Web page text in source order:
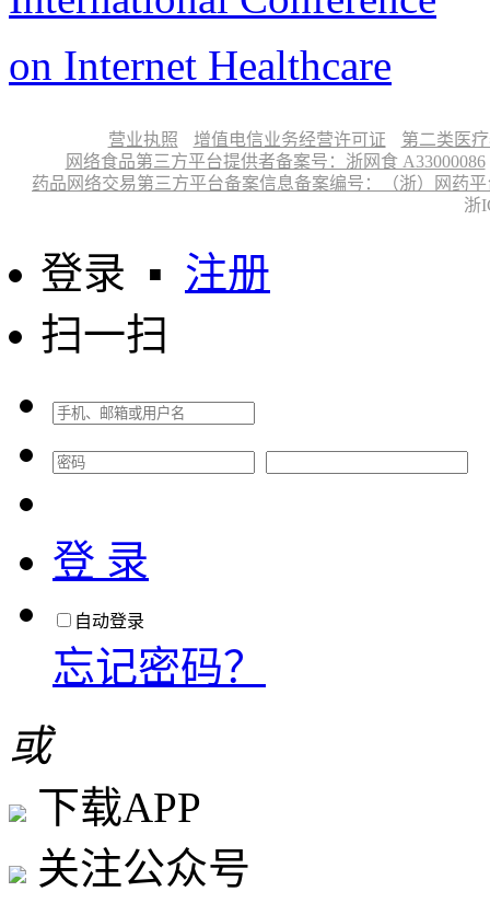
on Internet Healthcare
营业执照 增值电信业务经营许可证
第二类医
网络食品第三方平台提供者备案号：浙网食 A33000086
药品网络交易第三方平台备案信息备案编号：（浙）网药平
浙
登录 ▪ 注册
扫一扫
登 录
自动登录
忘记密码？
或
下载APP
关注公众号